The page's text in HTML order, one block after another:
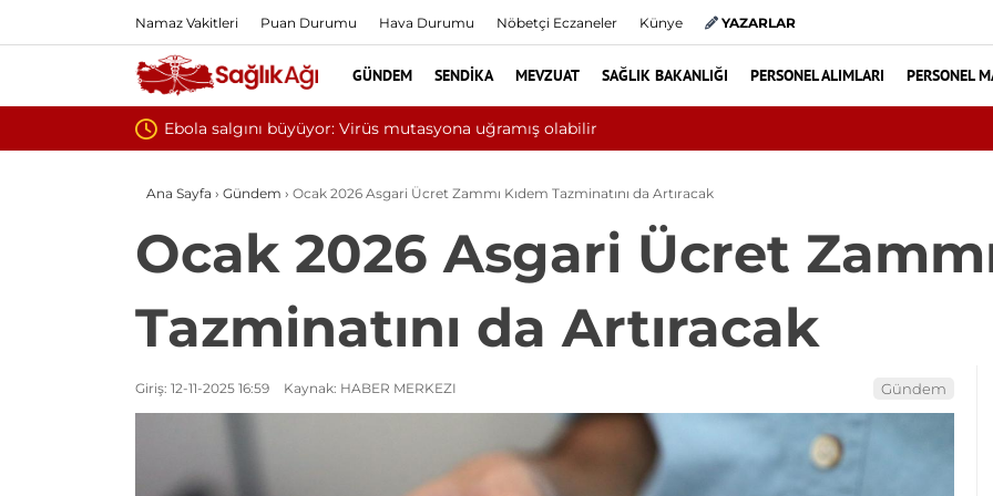
Namaz Vakitleri Puan Durumu Hava Durumu Nöbetçi Eczaneler Künye YAZARLAR
GÜNDEM SENDIKA MEVZUAT SAĞLIK BAKANLIĞI PERSONEL ALIMLARI PERSONEL
Yılın ilk 6 ayında 10 bini aşkın hasta hiperbarik oksijen tedavisinden
Ana Sayfa › Gündem › Ocak 2026 Asgari Ücret Zammı Kıdem Tazminatını da Artıracak
Ocak 2026 Asgari Ücret
Tazminatını da Artıracak
Giriş: 12-11-2025 16:59 Kaynak: HABER MERKEZI Gündem